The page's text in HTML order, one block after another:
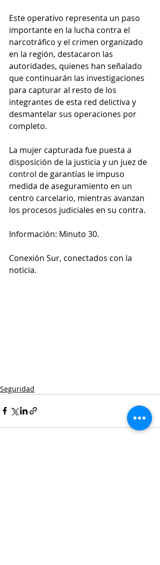
Este operativo representa un paso
importante en la lucha contra el
narcotráfico y el crimen organizado
en la región, destacaron las
autoridades, quienes han señalado
que continuarán las investigaciones
para capturar al resto de los
integrantes de esta red delictiva y
desmantelar sus operaciones por
completo.
La mujer capturada fue puesta a
disposición de la justicia y un juez de
control de garantías le impuso
medida de aseguramiento en un
centro carcelario, mientras avanzan
los procesos judiciales en su contra.
Información: Minuto 30.
Conexión Sur, conectados con la
noticia.
Seguridad